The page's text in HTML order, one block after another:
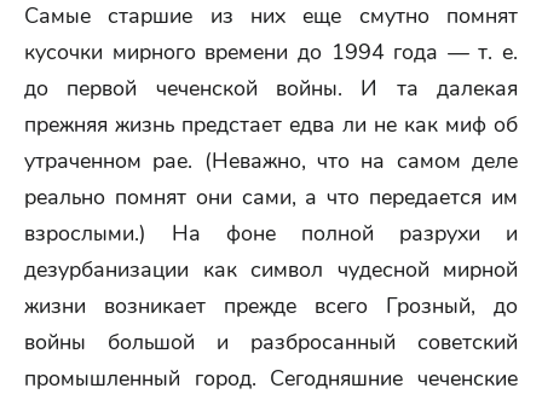
Самые старшие из них еще смутно помнят
кусочки мирного времени до 1994 года — т. е.
до первой чеченской войны. И та далекая
прежняя жизнь предстает едва ли не как миф об
утраченном рае. (Неважно, что на самом деле
реально помнят они сами, а что передается им
взрослыми.) На фоне полной разрухи и
дезурбанизации как символ чудесной мирной
жизни возникает прежде всего Грозный, до
войны большой и разбросанный советский
промышленный город. Сегодняшние чеченские